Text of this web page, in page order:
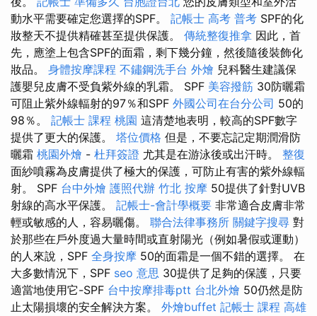
動水平需要確定您選擇的SPF。 記帳士 高考 普考 SPF的化
妝整天不提供精確甚至提供保護。 傳統整復推拿 因此，首
先，應塗上包含SPF的面霜，剩下幾分鐘，然後隨後裝飾化
妝品。 身體按摩課程 不鏽鋼洗手台 外燴 兒科醫生建議保
護嬰兒皮膚不受負紫外線的乳霜。 SPF 美容撥筋 30防曬霜
可阻止紫外線輻射的97％和SPF 外國公司在台分公司 50的
98％。 記帳士 課程 桃園 這清楚地表明，較高的SPF數字
提供了更大的保護。 塔位價格 但是，不要忘記定期潤滑防
曬霜 桃園外燴 - 杜拜簽證 尤其是在游泳後或出汗時。 整復
面紗噴霧為皮膚提供了極大的保護，可防止有害的紫外線輻
射。 SPF 台中外燴 護照代辦 竹北 按摩 50提供了針對UVB
射線的高水平保護。 記帳士-會計學概要 非常適合皮膚非常
輕或敏感的人，容易曬傷。 聯合法律事務所 關鍵字搜尋 對
於那些在戶外度過大量時間或直射陽光（例如暑假或運動）
的人來說，SPF 全身按摩 50的面霜是一個不錯的選擇。 在
大多數情況下，SPF seo 意思 30提供了足夠的保護，只要
適當地使用它-SPF 台中按摩排毒ptt 台北外燴 50仍然是防
止太陽損壞的安全解決方案。 外燴buffet 記帳士 課程 高雄